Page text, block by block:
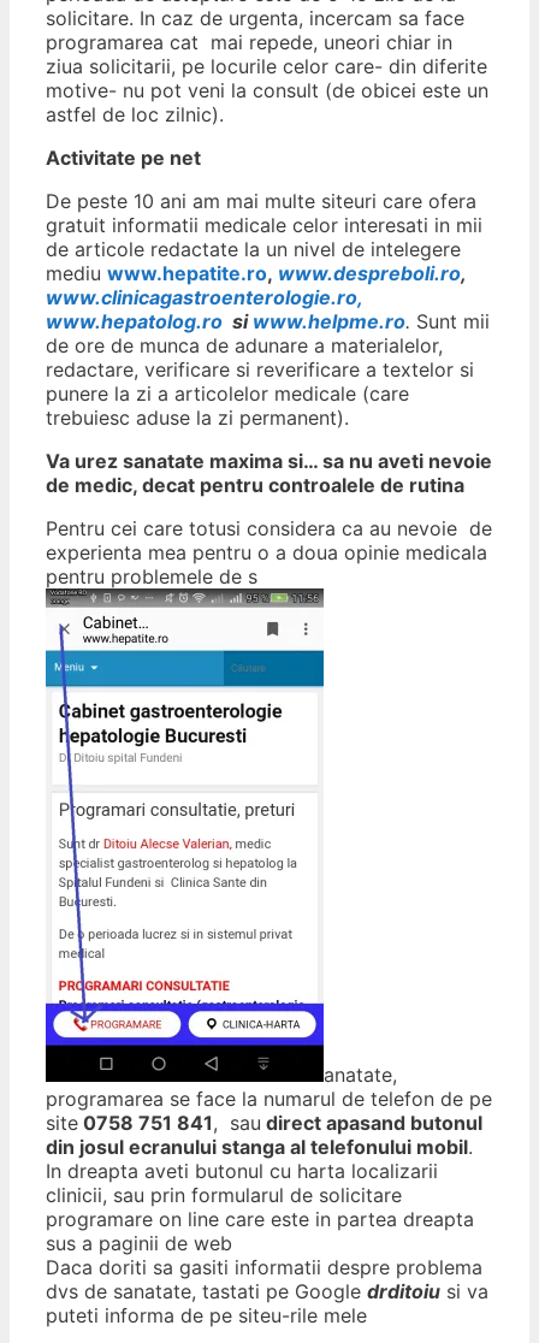
solicitare. In caz de urgenta, incercam sa face
programarea cat mai repede, uneori chiar in
ziua solicitarii, pe locurile celor care- din diferite
motive- nu pot veni la consult (de obicei este un
astfel de loc zilnic).
Activitate pe net
De peste 10 ani am mai multe siteuri care ofera
gratuit informatii medicale celor interesati in mii
de articole redactate la un nivel de intelegere
mediu www.hepatite.ro, www.despreboli.ro,
www.clinicagastroenterologie.ro,
www.hepatolog.ro si www.helpme.ro. Sunt mii
de ore de munca de adunare a materialelor,
redactare, verificare si reverificare a textelor si
punere la zi a articolelor medicale (care
trebuiesc aduse la zi permanent).
Va urez sanatate maxima si… sa nu aveti nevoie
de medic, decat pentru controalele de rutina
Pentru cei care totusi considera ca au nevoie de
experienta mea pentru o a doua opinie medicala
pentru problemele de s
anatate,
programarea se face la numarul de telefon de pe
site 0758 751 841, sau direct apasand butonul
din josul ecranului stanga al telefonului mobil.
In dreapta aveti butonul cu harta localizarii
clinicii, sau prin formularul de solicitare
programare on line care este in partea dreapta
sus a paginii de web
Daca doriti sa gasiti informatii despre problema
dvs de sanatate, tastati pe Google drditoiu si va
puteti informa de pe siteu-rile mele